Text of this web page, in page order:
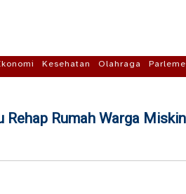
Kesehatan Olahraga
Rumah Warga Miskin